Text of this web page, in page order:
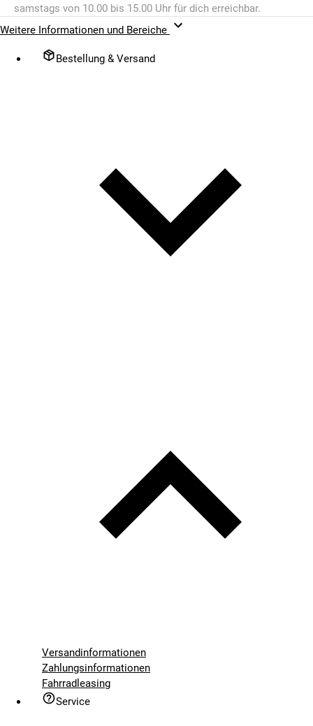
samstags von 10.00 bis 15.00 Uhr für dich erreichbar.
Weitere Informationen und Bereiche
Bestellung & Versand
Versandinformationen
Zahlungsinformationen
Fahrradleasing
Service